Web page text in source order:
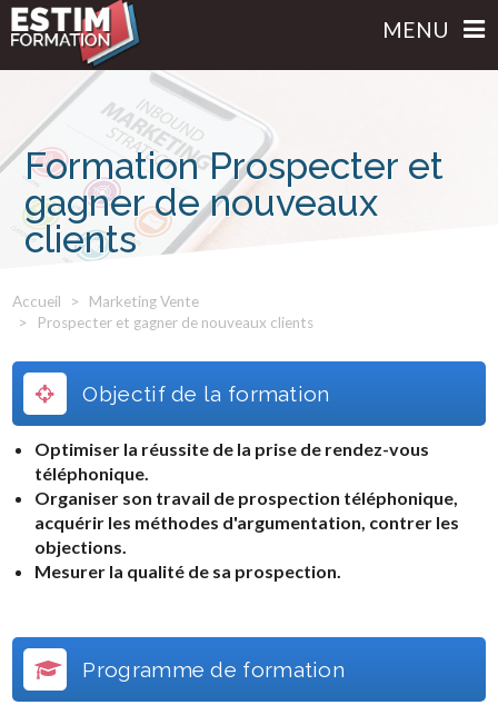
MENU
Formation Prospecter et
gagner de nouveaux
clients
Accueil
Marketing Vente
Prospecter et gagner de nouveaux clients
Objectif de la formation
Optimiser la réussite de la prise de rendez-vous
téléphonique.
Organiser son travail de prospection téléphonique,
acquérir les méthodes d'argumentation, contrer les
objections.
Mesurer la qualité de sa prospection.
Programme de formation